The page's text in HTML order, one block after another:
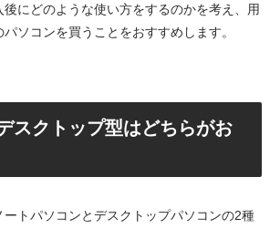
にどのような使い方をするのかを考え、用
ソコンを買うことをおすすめします。
スクトップ型はどちらがお
トパソコンとデスクトップパソコンの2種